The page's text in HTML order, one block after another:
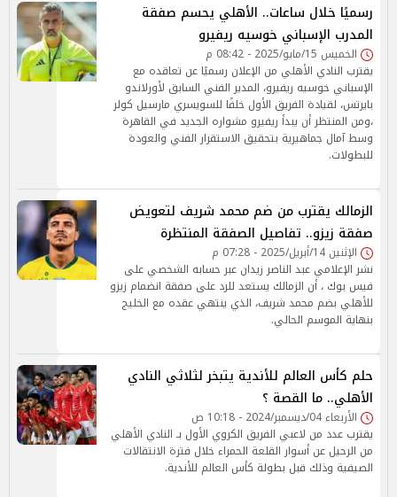
رسميًا خلال ساعات.. الأهلي يحسم صفقة
المدرب الإسباني خوسيه ريفيرو
الخميس 15/مايو/2025 - 08:42 م
يقترب النادي الأهلي من الإعلان رسميًا عن تعاقده مع
الإسباني خوسيه ريفيرو، المدير الفني السابق لأورلاندو
بايرتس، لقيادة الفريق الأول خلفًا للسويسري مارسيل كولر
،ومن المنتظر أن يبدأ ريفيرو مشواره الجديد في القاهرة
وسط آمال جماهيرية بتحقيق الاستقرار الفني والعودة
للبطولات.
الزمالك يقترب من ضم محمد شريف لتعويض
صفقة زيزو.. تفاصيل الصفقة المنتظرة
الإثنين 14/أبريل/2025 - 07:28 م
نشر الإعلامي عبد الناصر زيدان عبر حسابه الشخصي على
فيس بوك ، أن الزمالك يستعد للرد على صفقة انضمام زيزو
للأهلي بضم محمد شريف، الذي ينتهي عقده مع الخليج
بنهاية الموسم الحالي.
حلم كأس العالم للأندية يتبخر لثلاثي النادي
الأهلي.. ما القصة ؟
الأربعاء 04/ديسمبر/2024 - 10:18 ص
يقترب عدد من لاعبي الفريق الكروي الأول بـ النادي الأهلي
من الرحيل عن أسوار القلعة الحمراء خلال فترة الانتقالات
الصيفية وذلك قبل بطولة كأس العالم للأندية.